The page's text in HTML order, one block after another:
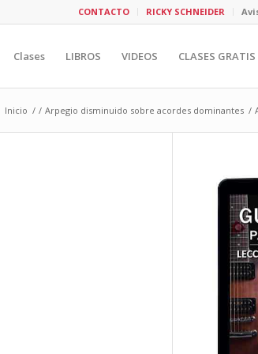
CONTACTO RICKY SCHNEIDER
Clases LIBROS VIDEOS CLASES GRATIS
Inicio / / Arpegio disminuido sobre acordes dominantes /